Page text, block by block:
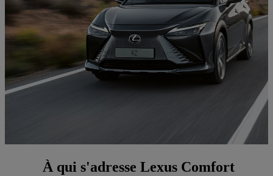
À qui s'adresse Lexus Comfort